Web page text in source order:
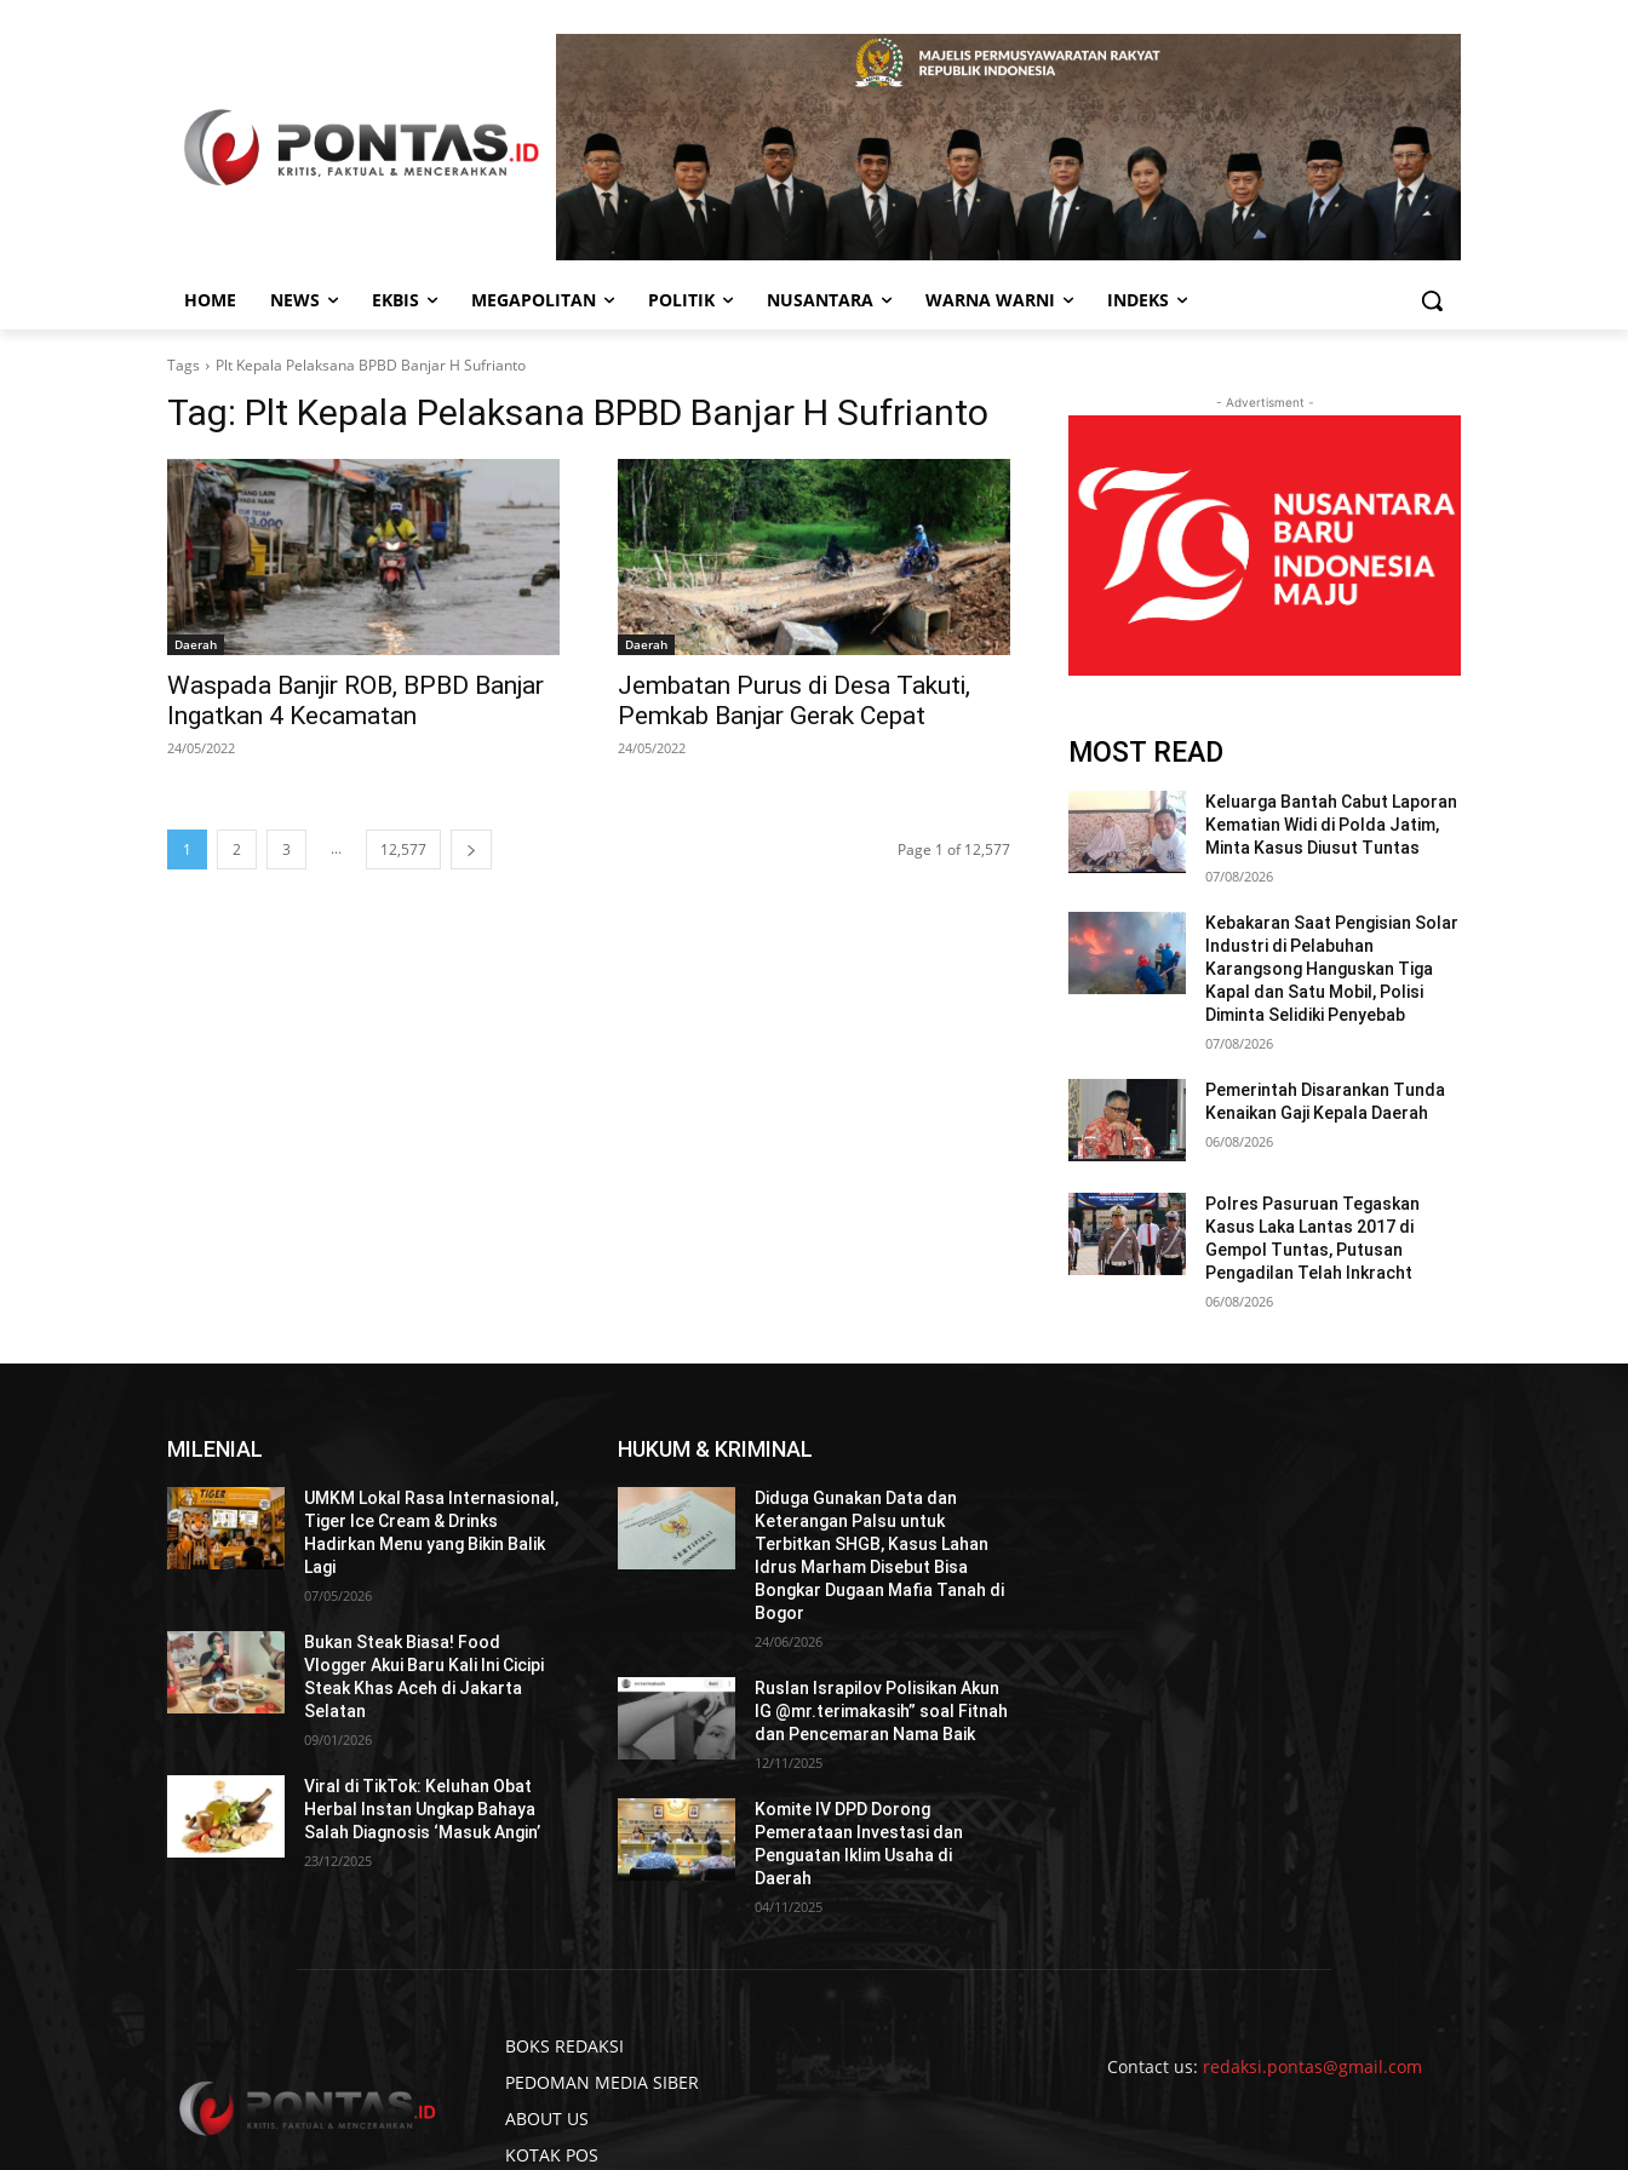
HOME NEWS EKBIS MEGAPOLITAN POLITIK NUSANTARA WARNA WARNI INDEKS
Tags Plt Kepala Pelaksana BPBD Banjar H Sufrianto
Tag: Plt Kepala Pelaksana BPBD Banjar H Sufrianto
Daerah
Waspada Banjir ROB, BPBD Banjar
Ingatkan 4 Kecamatan
24/05/2022
Daerah
Jembatan Purus di Desa Takuti,
Pemkab Banjar Gerak Cepat
24/05/2022
1 2 3 ... 12,577 Page 1 of 12,577
- Advertisment -
MOST READ
Keluarga Bantah Cabut Laporan
Kematian Widi di Polda Jatim,
Minta Kasus Diusut Tuntas
07/08/2026
Kebakaran Saat Pengisian Solar
Industri di Pelabuhan
Karangsong Hanguskan Tiga
Kapal dan Satu Mobil, Polisi
Diminta Selidiki Penyebab
07/08/2026
Pemerintah Disarankan Tunda
Kenaikan Gaji Kepala Daerah
06/08/2026
Polres Pasuruan Tegaskan
Kasus Laka Lantas 2017 di
Gempol Tuntas, Putusan
Pengadilan Telah Inkracht
06/08/2026
MILENIAL
UMKM Lokal Rasa Internasional,
Tiger Ice Cream & Drinks
Hadirkan Menu yang Bikin Balik
Lagi
07/05/2026
Bukan Steak Biasa! Food
Vlogger Akui Baru Kali Ini Cicipi
Steak Khas Aceh di Jakarta
Selatan
09/01/2026
Viral di TikTok: Keluhan Obat
Herbal Instan Ungkap Bahaya
Salah Diagnosis ‘Masuk Angin’
23/12/2025
HUKUM & KRIMINAL
Diduga Gunakan Data dan
Keterangan Palsu untuk
Terbitkan SHGB, Kasus Lahan
Idrus Marham Disebut Bisa
Bongkar Dugaan Mafia Tanah di
Bogor
24/06/2026
Ruslan Israpilov Polisikan Akun
IG @mr.terimakasih” soal Fitnah
dan Pencemaran Nama Baik
12/11/2025
Komite IV DPD Dorong
Pemerataan Investasi dan
Penguatan Iklim Usaha di
Daerah
04/11/2025
BOKS REDAKSI
PEDOMAN MEDIA SIBER
ABOUT US
KOTAK POS
Contact us: redaksi.pontas@gmail.com